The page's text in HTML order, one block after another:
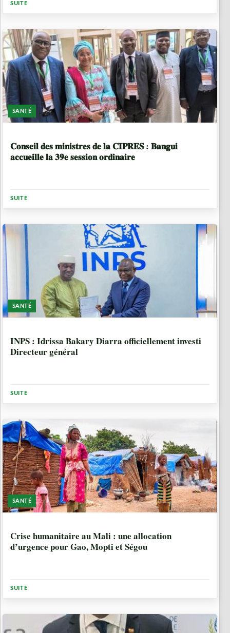
SUITE
SANTÉ
𝐂𝐨𝐧𝐬𝐞𝐢𝐥 𝐝𝐞𝐬 𝐦𝐢𝐧𝐢𝐬𝐭𝐫𝐞𝐬 𝐝𝐞 𝐥𝐚 𝐂𝐈𝐏𝐑𝐄𝐒 : 𝐁𝐚𝐧𝐠𝐮𝐢
𝐚𝐜𝐜𝐮𝐞𝐢𝐥𝐥𝐞 𝐥𝐚 𝟑𝟗𝐞 𝐬𝐞𝐬𝐬𝐢𝐨𝐧 𝐨𝐫𝐝𝐢𝐧𝐚𝐢𝐫𝐞
SUITE
SANTÉ
INPS : Idrissa Bakary Diarra officiellement investi
Directeur général
SUITE
SANTÉ
Crise humanitaire au Mali : une allocation
d’urgence pour Gao, Mopti et Ségou
SUITE